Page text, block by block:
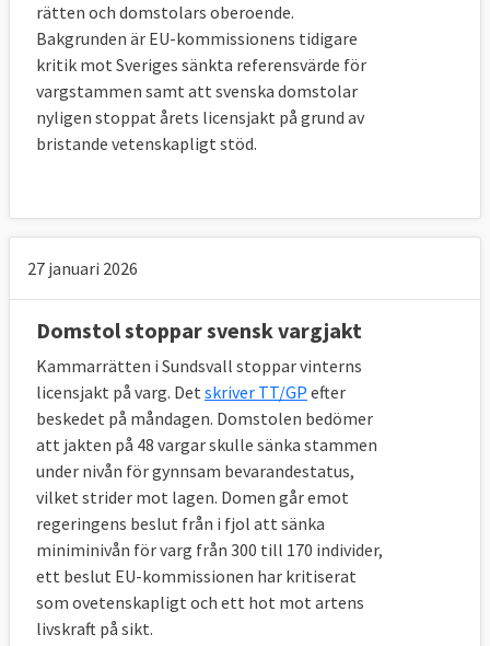
rätten och domstolars oberoende.
Bakgrunden är EU-kommissionens tidigare
kritik mot Sveriges sänkta referensvärde för
vargstammen samt att svenska domstolar
nyligen stoppat årets licensjakt på grund av
bristande vetenskapligt stöd.
27 januari 2026
Domstol stoppar svensk vargjakt
Kammarrätten i Sundsvall stoppar vinterns
licensjakt på varg. Det skriver TT/GP efter
beskedet på måndagen. Domstolen bedömer
att jakten på 48 vargar skulle sänka stammen
under nivån för gynnsam bevarandestatus,
vilket strider mot lagen. Domen går emot
regeringens beslut från i fjol att sänka
miniminivån för varg från 300 till 170 individer,
ett beslut EU-kommissionen har kritiserat
som ovetenskapligt och ett hot mot artens
livskraft på sikt.